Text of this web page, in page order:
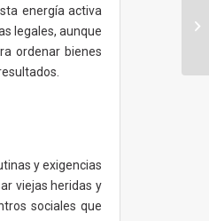
energía activa
legales, aunque
ordenar bienes
y exigencias
viejas heridas y
sociales que